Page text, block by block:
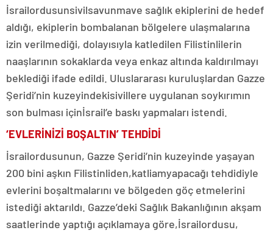
İsrailordusunsivilsavunmave sağlık ekiplerini de hedef
aldığı, ekiplerin bombalanan bölgelere ulaşmalarına
izin verilmediği, dolayısıyla katledilen Filistinlilerin
naaşlarının sokaklarda veya enkaz altında kaldırılmayı
beklediği ifade edildi. Uluslararası kuruluşlardan Gazze
Şeridi’nin kuzeyindekisivillere uygulanan soykırımın
son bulması içinİsrail’e baskı yapmaları istendi.
‘EVLERİNİZİ BOŞALTIN’ TEHDİDİ
İsrailordusunun, Gazze Şeridi’nin kuzeyinde yaşayan
200 bini aşkın Filistinliden,katliamyapacağı tehdidiyle
evlerini boşaltmalarını ve bölgeden göç etmelerini
istediği aktarıldı. Gazze’deki Sağlık Bakanlığının akşam
saatlerinde yaptığı açıklamaya göre,İsrailordusu,